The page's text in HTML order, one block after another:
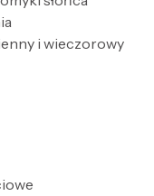
i wieczorowy